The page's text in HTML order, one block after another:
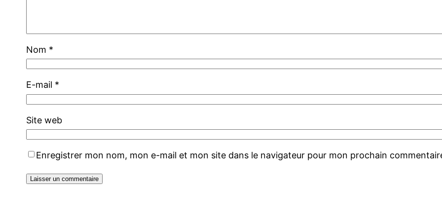
Nom *
E-mail *
Site web
Enregistrer mon nom, mon e-mail et mon site dans le navigateur pour mon prochain